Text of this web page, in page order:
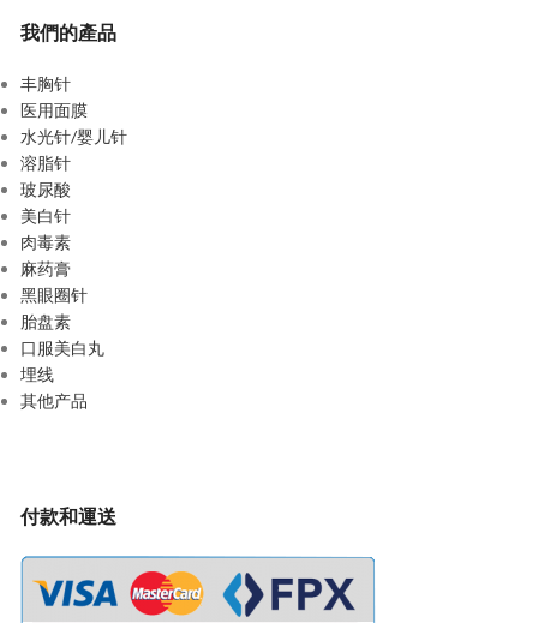
我們的產品
丰胸针
医用面膜
水光针/婴儿针
溶脂针
玻尿酸
美白针
肉毒素
麻药膏
黑眼圈针
胎盘素
口服美白丸
埋线
其他产品
付款和運送